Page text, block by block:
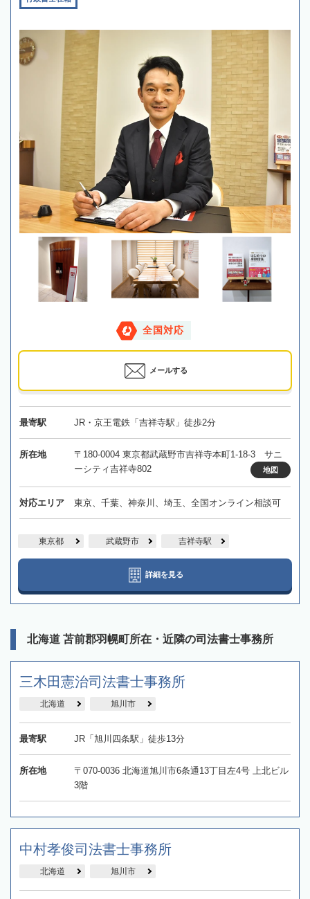
全国対応
メールする
最寄駅 JR・京王電鉄「吉祥寺駅」徒歩2分
所在地
〒180-0004 東京都武蔵野市吉祥寺本町1-18-3 サニ
ーシティ吉祥寺802
地図
対応エリア 東京、千葉、神奈川、埼玉、全国オンライン相談可
東京都 武蔵野市 吉祥寺駅
詳細を見る
北海道 苫前郡羽幌町所在・近隣の司法書士事務所
三木田憲治司法書士事務所
北海道 旭川市
最寄駅 JR「旭川四条駅」徒歩13分
所在地
〒070-0036 北海道旭川市6条通13丁目左4号 上北ビル
3階
中村孝俊司法書士事務所
北海道 旭川市